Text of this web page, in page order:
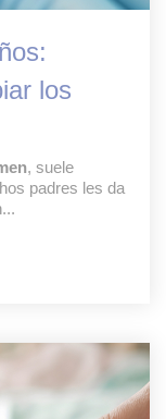
los
, suele
padres les da